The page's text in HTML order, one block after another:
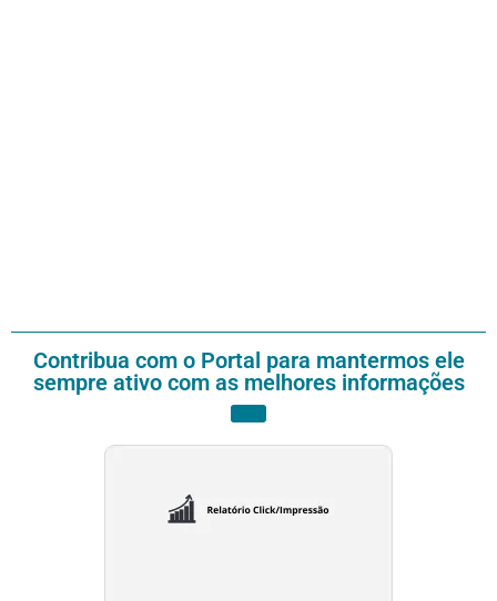
Contribua com o Portal para mantermos ele
sempre ativo com as melhores informações